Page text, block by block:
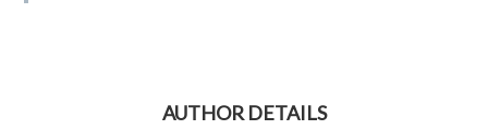
AUTHOR DETAILS